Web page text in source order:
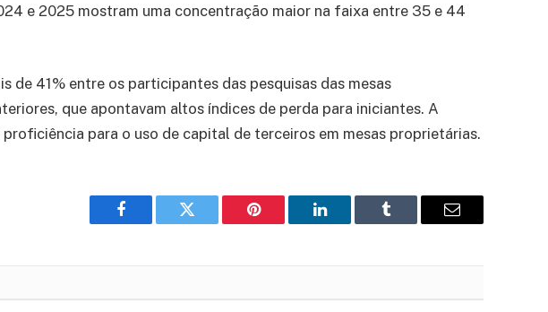
e 2025 mostram uma concentração maior na faixa entre 35 e 44
de 41% entre os participantes das pesquisas das mesas
que apontavam altos índices de perda para iniciantes. A
para o uso de capital de terceiros em mesas proprietárias.
Facebook Twitter Pinterest LinkedIn Tumblr Email